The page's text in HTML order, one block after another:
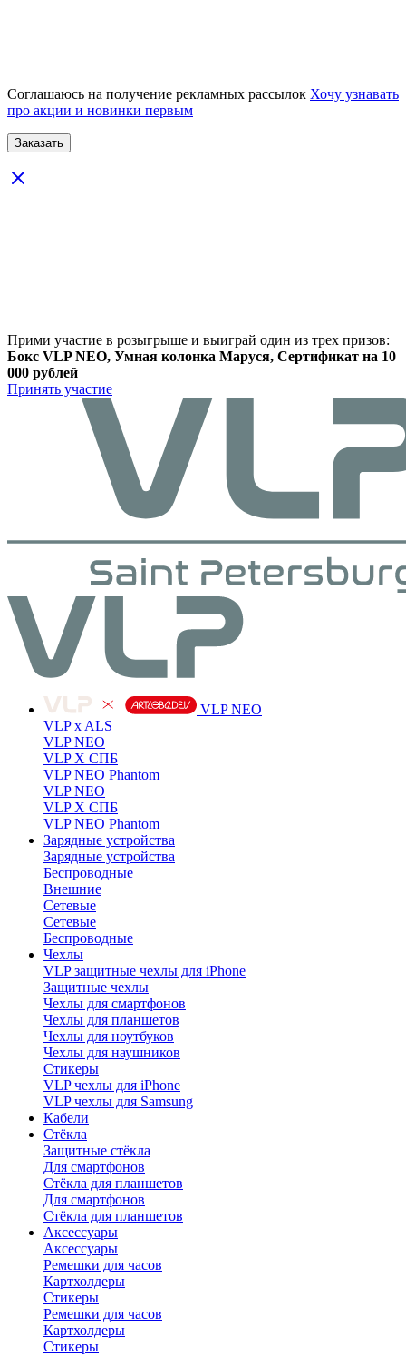
Соглашаюсь на получение рекламных рассылок Хочу узнавать
про акции и новинки первым
Прими участие в розыгрыше и выиграй один из трех призов:
Бокс VLP NEO, Умная колонка Маруся, Сертификат на 10
000 рублей
Принять участие
VLP NEO
VLP x ALS
VLP NEO
VLP X СПБ
VLP NEO Phantom
VLP NEO
VLP X СПБ
VLP NEO Phantom
Зарядные устройства
Зарядные устройства
Беспроводные
Внешние
Сетевые
Сетевые
Беспроводные
Чехлы
VLP защитные чехлы для iPhone
Защитные чехлы
Чехлы для смартфонов
Чехлы для планшетов
Чехлы для ноутбуков
Чехлы для наушников
Стикеры
VLP чехлы для iPhone
VLP чехлы для Samsung
Кабели
Стёкла
Защитные стёкла
Для смартфонов
Стёкла для планшетов
Для смартфонов
Стёкла для планшетов
Аксессуары
Аксессуары
Ремешки для часов
Картхолдеры
Стикеры
Ремешки для часов
Картхолдеры
Стикеры